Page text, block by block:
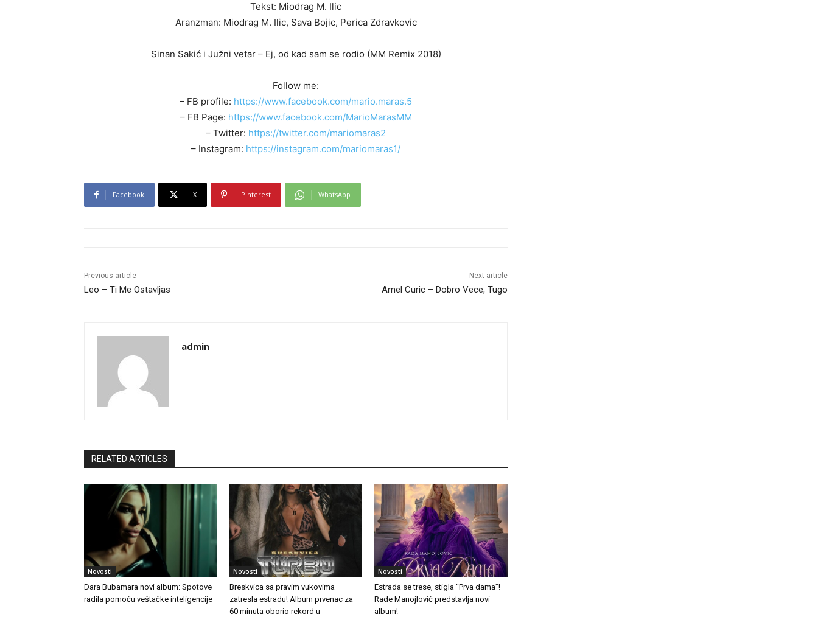
Tekst: Miodrag M. Ilic
Aranzman: Miodrag M. Ilic, Sava Bojic, Perica Zdravkovic
Sinan Sakić i Južni vetar – Ej, od kad sam se rodio (MM Remix 2018)
Follow me:
– FB profile: https://www.facebook.com/mario.maras.5
– FB Page: https://www.facebook.com/MarioMarasMM
– Twitter: https://twitter.com/mariomaras2
– Instagram: https://instagram.com/mariomaras1/
Facebook X Pinterest WhatsApp
Previous article
Leo – Ti Me Ostavljas
Next article
Amel Curic – Dobro Vece, Tugo
admin
RELATED ARTICLES
Novosti
Dara Bubamara novi album: Spotove
radila pomoću veštačke inteligencije
Novosti
Breskvica sa pravim vukovima
zatresla estradu! Album prvenac za
60 minuta oborio rekord u
Novosti
Estrada se trese, stigla “Prva dama”!
Rade Manojlović predstavlja novi
album!